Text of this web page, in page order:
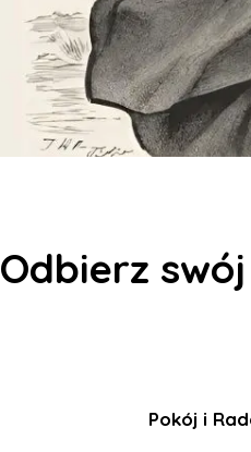
Odbierz swój
Pokój i